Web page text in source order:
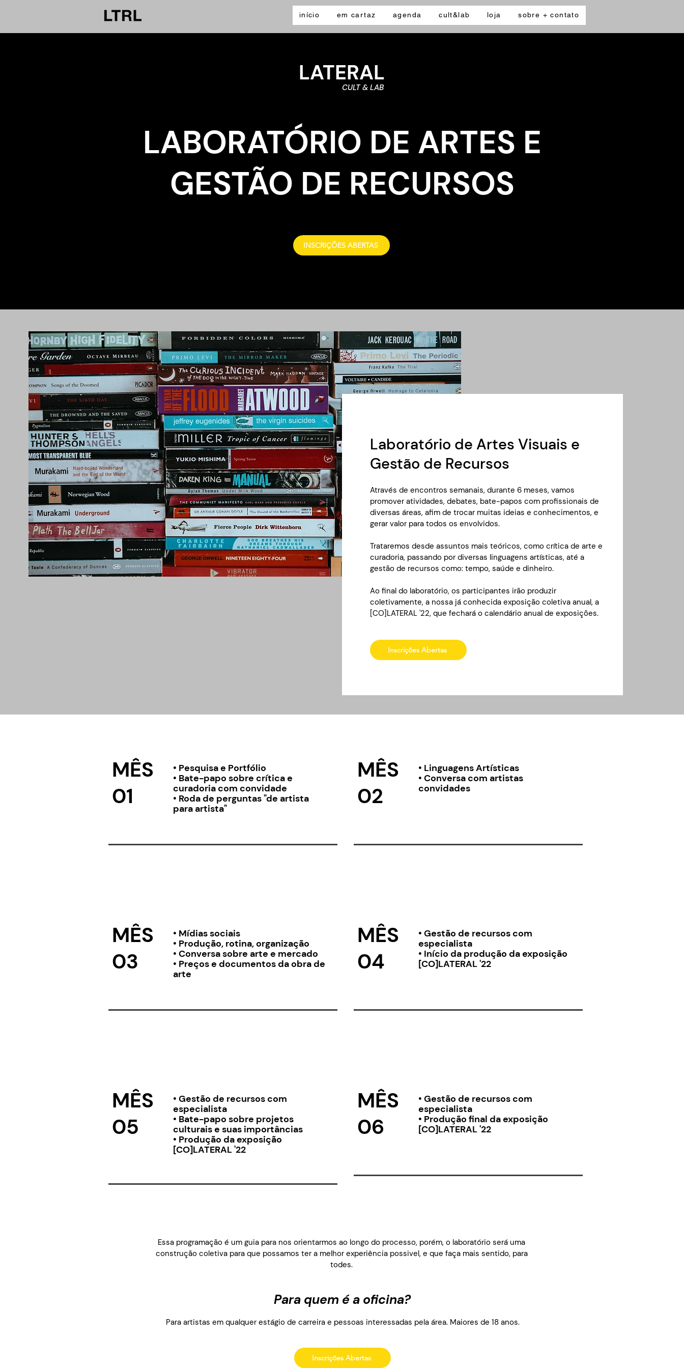
início em cartaz agenda cult&lab loja sobre + contato
LATERAL
CULT & LAB
LABORATÓRIO DE ARTES E
GESTÃO DE RECURSOS
INSCRIÇÕES ABERTAS
Laboratório de Artes Visuais e
Gestão de Recursos
Através de encontros semanais, durante 6 meses, vamos
promover atividades, debates, bate-papos com profissionais de
diversas áreas, afim de trocar muitas ideias e conhecimentos, e
gerar valor para todos os envolvidos.
Trataremos desde assuntos mais teóricos, como crítica de arte e
curadoria, passando por diversas linguagens artísticas, até a
gestão de recursos como: tempo, saúde e dinheiro.
Ao final do laboratório, os participantes irão produzir
coletivamente, a nossa já conhecida exposição coletiva anual, a
[CO]LATERAL '22, que fechará o calendário anual de exposições.
Inscrições Abertas
MÊS
01
• Pesquisa e Portfólio
• Bate-papo sobre crítica e
curadoria com convidade
• Roda de perguntas "de artista
para artista"
MÊS
03
• Mídias sociais
• Produção, rotina, organização
• Conversa sobre arte e mercado
• Preços e documentos da obra de
arte
MÊS
05
• Gestão de recursos com
especialista
• Bate-papo sobre projetos
culturais e suas importâncias
• Produção da exposição
[CO]LATERAL '22
MÊS
02
• Linguagens Artísticas
• Conversa com artistas
convidades
MÊS
04
• Gestão de recursos com
especialista
• Início da produção da exposição
[CO]LATERAL '22
MÊS
06
• Gestão de recursos com
especialista
• Produção final da exposição
[CO]LATERAL '22
Essa programação é um guia para nos orientarmos ao longo do processo, porém, o laboratório será uma
construção coletiva para que possamos ter a melhor experiência possivel, e que faça mais sentido, para
todes.
Para quem é a oficina?
Para artistas em qualquer estágio de carreira e pessoas interessadas pela área. Maiores de 18 anos.
Inscrições Abertas